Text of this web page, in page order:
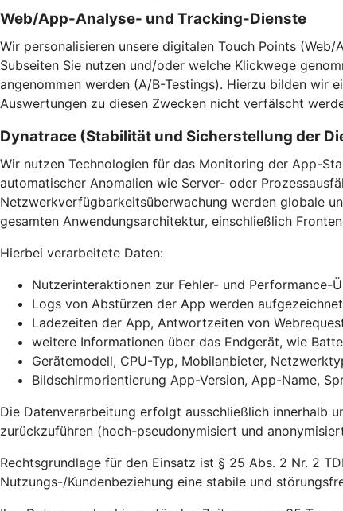
Web/App-Analyse- und Tracking-Dienste
Wir personalisieren unsere digitalen Touch Points
Subseiten Sie nutzen und/oder welche Klickwege
angenommen werden (A/B-Testings). Hierzu bilden wir
Auswertungen zu diesen Zwecken nicht verfälscht
Dynatrace (Stabilität und Sicherstellung der
Wir nutzen Technologien für das Monitoring der App-
automatischer Anomalien wie Server- oder
Netzwerkverfügbarkeitsüberwachung werden globale
gesamten Anwendungsarchitektur, einschließlich
Hierbei verarbeitete Daten:
Nutzerinteraktionen zur Fehler- und Performance-
Logs von Abstürzen der App werden
Ladezeiten der App, Antwortzeiten von
weitere Informationen über das Endgerät, wie
Gerätemodell, CPU-Typ, Mobilanbieter,
Bildschirmorientierung App-Version, App-Name,
Die Datenverarbeitung erfolgt ausschließlich innerhalb
zurückzuführen (hoch-pseudonymisiert und
Rechtsgrundlage für den Einsatz ist § 25 Abs. 2 Nr. 2
Nutzungs-/Kundenbeziehung eine stabile und